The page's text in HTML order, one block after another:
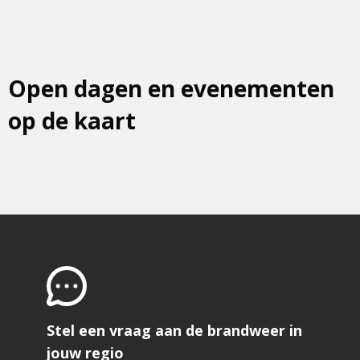
Open dagen en evenementen
op de kaart
Stel een vraag aan de brandweer in
jouw regio